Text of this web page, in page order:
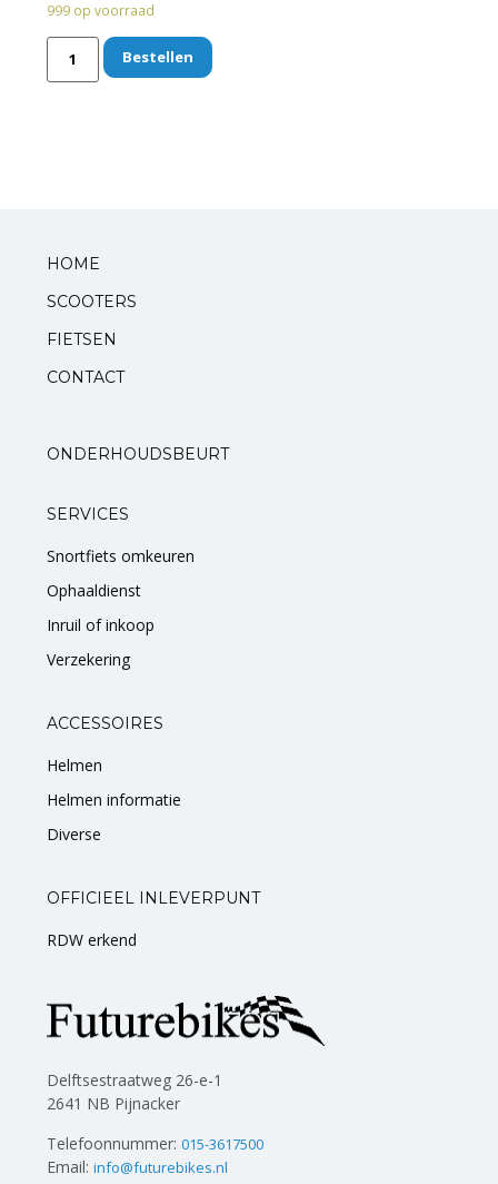
Toebehoren en accessoires
Werkplaats en gereedschap
Zadels
Zuigers
V-snaren
Variateurs
Verlichting
999 op voorraad
Bestellen
HOME
SCOOTERS
FIETSEN
CONTACT
ONDERHOUDSBEURT
SERVICES
Snortfiets omkeuren
Ophaaldienst
Inruil of inkoop
Verzekering
ACCESSOIRES
Helmen
Helmen informatie
Diverse
OFFICIEEL INLEVERPUNT
RDW erkend
Delftsestraatweg 26-e-1
2641 NB Pijnacker
Telefoonnummer: 015-3617500
Email: info@futurebikes.nl